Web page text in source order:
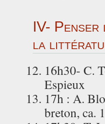
IV-
la
16h30- C.
Espieux
17h : A.
breton, ca.